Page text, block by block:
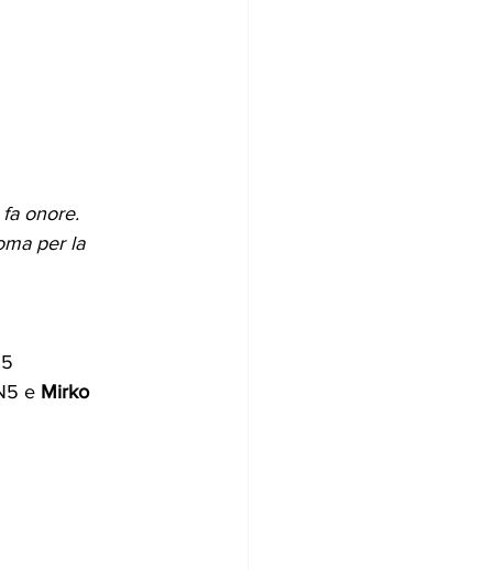
onore.
per la
e Mirko